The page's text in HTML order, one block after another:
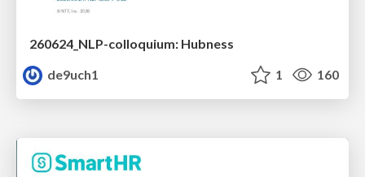
260624_NLP-colloquium: Hubness
de9uch1
1 160